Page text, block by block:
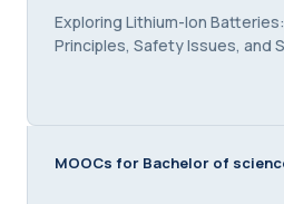
Course summary text:
Exploring Lithium-Ion
Principles, Safety Issues, and
MOOCs for Bachelor of